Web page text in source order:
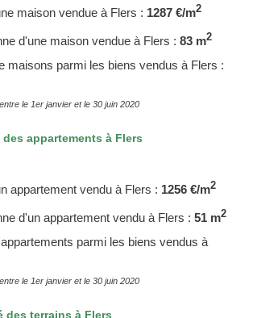
maison vendue à Flers : 1287 €/m2
d'une maison vendue à Flers : 83 m2
maisons parmi les biens vendus à Flers :
le 1er janvier et le 30 juin 2020
des appartements à Flers
appartement vendu à Flers : 1256 €/m2
d'un appartement vendu à Flers : 51 m2
parmi les biens vendus à
le 1er janvier et le 30 juin 2020
des terrains à Flers